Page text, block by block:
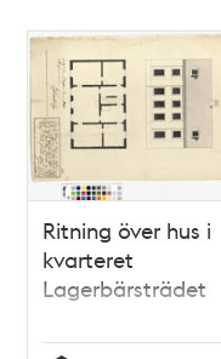
Ritning över hus i
kvarteret
Lagerbärsträdet